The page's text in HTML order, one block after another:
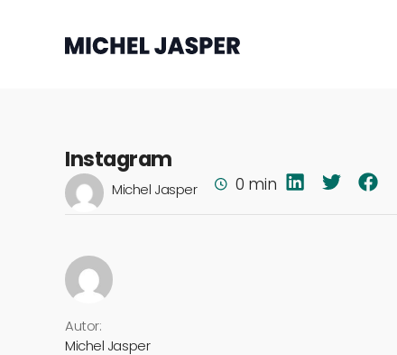
Instagram
Michel Jasper 0 min
Autor:
Michel Jasper